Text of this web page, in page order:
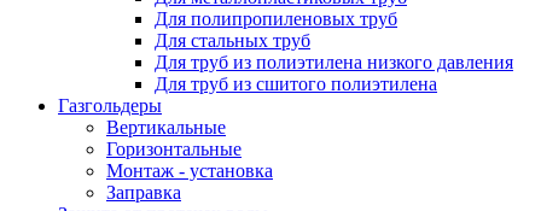
Для полипропиленовых труб
Для стальных труб
Для труб из полиэтилена низкого давления
Для труб из сшитого полиэтилена
Газгольдеры
Вертикальные
Горизонтальные
Монтаж - установка
Заправка